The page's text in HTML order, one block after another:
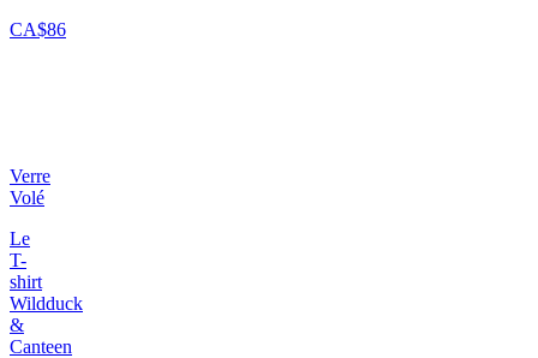
CA$86
Verre
Volé
Le
T-
shirt
Wildduck
&
Canteen